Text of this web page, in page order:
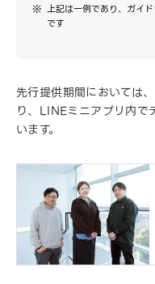
上記は一例であり、ガイ
です
先行提供期間においては
り、LINEミニアプリ内で
います。